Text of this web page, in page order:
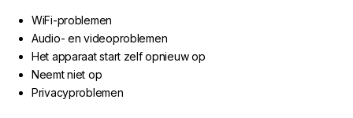
WiFi-problemen
Audio- en videoproblemen
Het apparaat start zelf opnieuw op
Neemt niet op
Privacyproblemen